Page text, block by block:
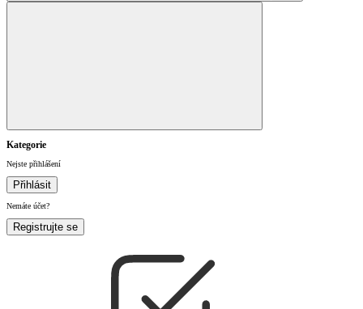
Kategorie
Nejste přihlášení
Přihlásit
Nemáte účet?
Registrujte se